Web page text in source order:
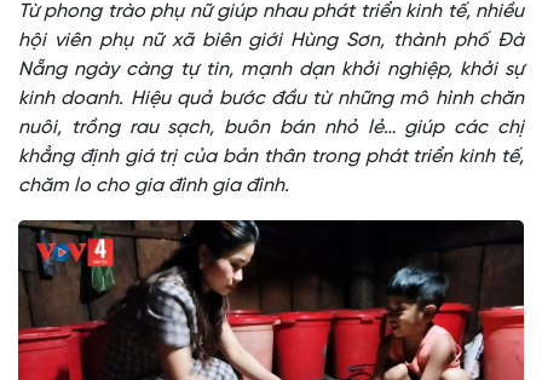
Từ phong trào phụ nữ giúp nhau phát triển kinh tế, nhiều
hội viên phụ nữ xã biên giới Hùng Sơn, thành phố Đà
Nẵng ngày càng tự tin, mạnh dạn khởi nghiệp, khởi sự
kinh doanh. Hiệu quả bước đầu từ những mô hình chăn
nuôi, trồng rau sạch, buôn bán nhỏ lẻ… giúp các chị
khẳng định giá trị của bản thân trong phát triển kinh tế,
chăm lo cho gia đình gia đình.